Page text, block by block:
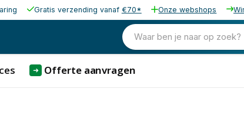
Gratis verzending vanaf €70* Onze webshops
Waar ben je naar op zoek?
➜ Offerte aanvragen